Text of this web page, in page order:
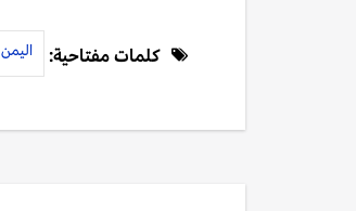
كلمات مفتاحية: اليمن